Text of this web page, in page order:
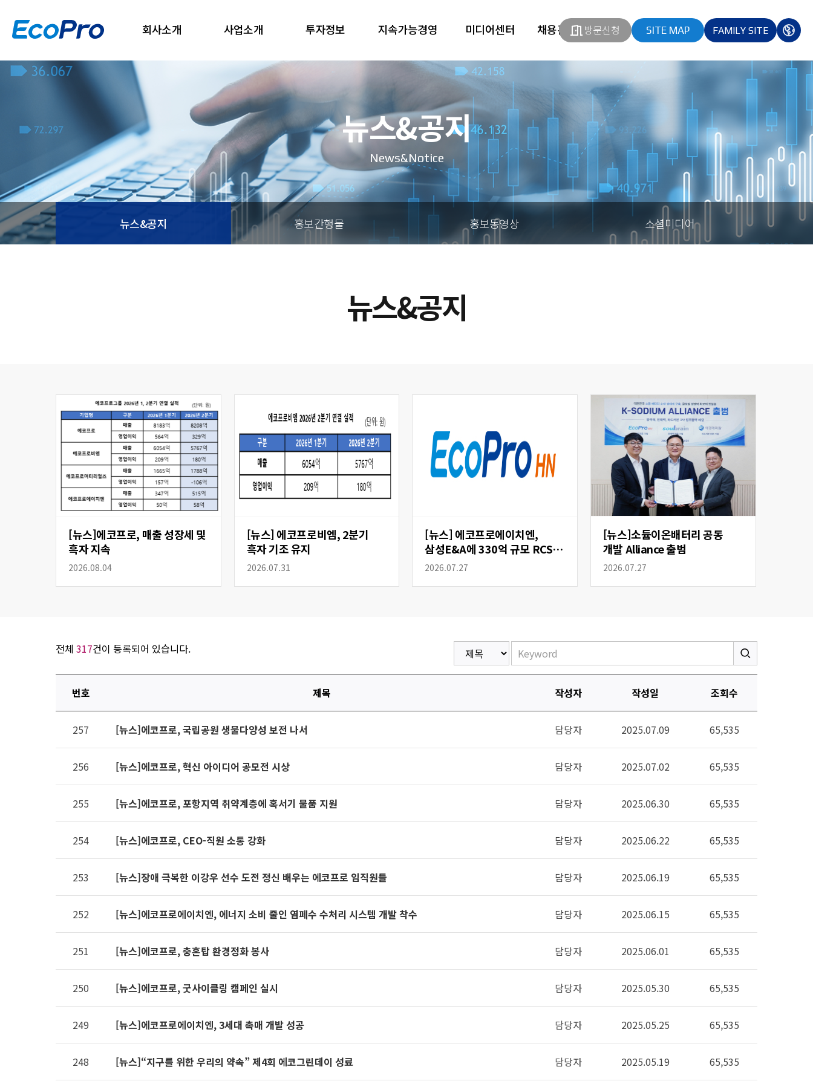
회사소개 사업소개 투자정보 지속가능경영 미디어센터 채용홈페이지방문신청 SITE MAP
열기 FAMILY SITE
열기
다국
뉴스&공지
News&Notice
뉴스&공지 홍보간행물 홍보동영상 소셜미디어
뉴스&공지
[뉴스]에코프로, 매출 성장세 및
흑자 지속
2026.08.04
[뉴스] 에코프로비엠, 2분기
흑자 기조 유지
2026.07.31
[뉴스] 에코프로에이치엔,
삼성E&A에 330억 규모 RCS
공급
2026.07.27
[뉴스]소듐이온배터리 공동
개발 Alliance 출범
2026.07.27
전체 317건이 등록되어 있습니다.
파일,
제목,
카테고리,
작성일
제공표
번호 제목 작성자 작성일 조회수
257 [뉴스]에코프로, 국립공원 생물다양성 보전 나서 담당자 2025.07.09 65,535
256 [뉴스]에코프로, 혁신 아이디어 공모전 시상 담당자 2025.07.02 65,535
255 [뉴스]에코프로, 포항지역 취약계층에 혹서기 물품 지원 담당자 2025.06.30 65,535
254 [뉴스]에코프로, CEO-직원 소통 강화 담당자 2025.06.22 65,535
253 [뉴스]장애 극복한 이강우 선수 도전 정신 배우는 에코프로 임직원들 담당자 2025.06.19 65,535
252 [뉴스]에코프로에이치엔, 에너지 소비 줄인 염폐수 수처리 시스템 개발 착수 담당자 2025.06.15 65,535
251 [뉴스]에코프로, 충혼탑 환경정화 봉사 담당자 2025.06.01 65,535
250 [뉴스]에코프로, 굿사이클링 캠페인 실시 담당자 2025.05.30 65,535
249 [뉴스]에코프로에이치엔, 3세대 촉매 개발 성공 담당자 2025.05.25 65,535
248 [뉴스]“지구를 위한 우리의 약속” 제4회 에코그린데이 성료 담당자 2025.05.19 65,535